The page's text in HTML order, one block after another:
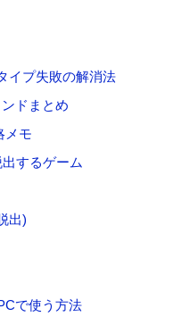
イプ失敗の解消法
ドまとめ
メモ
するゲーム
出)
で使う方法